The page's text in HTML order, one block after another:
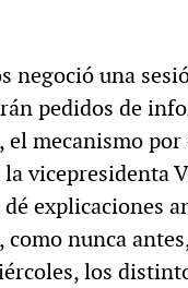
negoció una
pedidos de
mecanismo por
vicepresidenta
explicaciones
como nunca
los